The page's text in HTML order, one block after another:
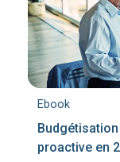
Ebook
proactive en